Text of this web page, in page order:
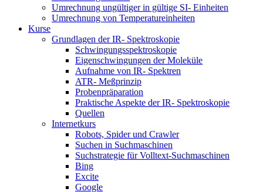
Umrechnung ungültiger in gültige SI- Einheiten
Umrechnung von Temperatureinheiten
Kurse
Grundlagen der IR- Spektroskopie
Schwingungsspektroskopie
Eigenschwingungen der Moleküle
Aufnahme von IR- Spektren
ATR- Meßprinzip
Probenpräparation
Praktische Aspekte der IR- Spektroskopie
Quellen
Internetkurs
Robots, Spider und Crawler
Suchen in Suchmaschinen
Suchstrategie für Volltext-Suchmaschinen
Bing
Excite
Google